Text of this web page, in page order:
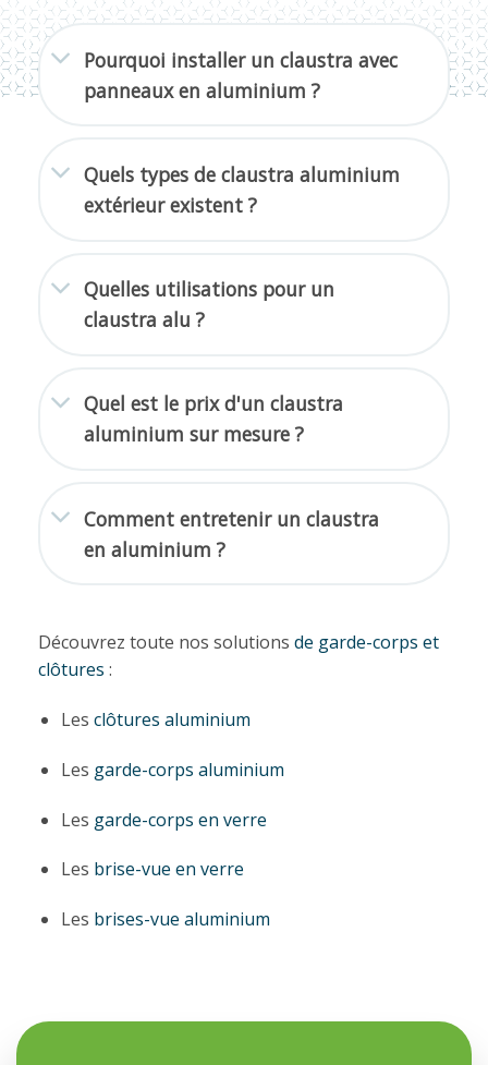
Pourquoi installer un claustra avec
panneaux en aluminium ?
Quels types de claustra aluminium
extérieur existent ?
Quelles utilisations pour un
claustra alu ?
Quel est le prix d'un claustra
aluminium sur mesure ?
Comment entretenir un claustra
en aluminium ?
Découvrez toute nos solutions de garde-corps et
clôtures :
Les clôtures aluminium
Les garde-corps aluminium
Les garde-corps en verre
Les brise-vue en verre
Les brises-vue aluminium